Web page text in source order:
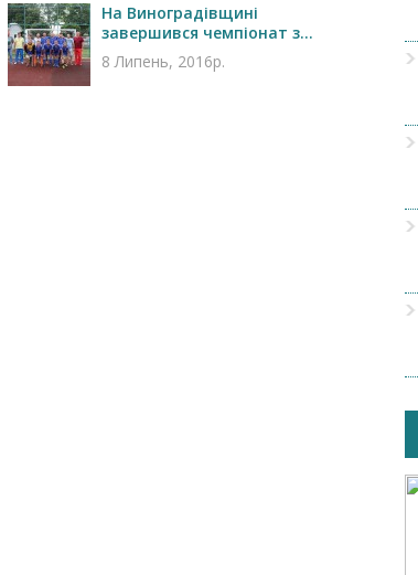
На Виноградівщині
завершився чемпіонат з...
8 Липень, 2016р.